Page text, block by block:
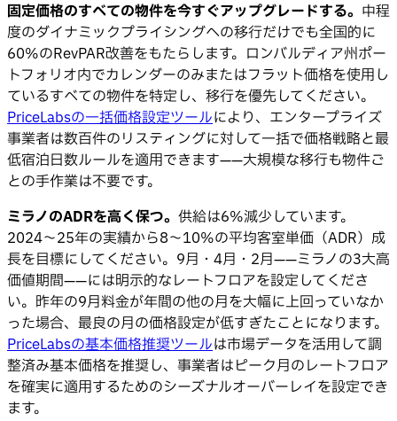
固定価格のすべての物件を今すぐアップグレードする。 中程
度のダイナミックプライシングへの移行だけでも全国的に
60%のRevPAR改善をもたらします。ロンバルディア州ポー
トフォリオ内でカレンダーのみまたはフラット価格を使用し
ているすべての物件を特定し、移行を優先してください。
PriceLabsの一括価格設定ツールにより、エンタープライズ
事業者は数百件のリスティングに対して一括で価格戦略と最
低宿泊日数ルールを適用できます——大規模な移行も物件ご
との手作業は不要です。
ミラノのADRを高く保つ。 供給は6%減少しています。
2024〜25年の実績から8〜10%の平均客室単価（ADR）成
長を目標にしてください。9月・4月・2月——ミラノの3大高
価値期間——には明示的なレートフロアを設定してくださ
い。昨年の9月料金が年間の他の月を大幅に上回っていなか
った場合、最良の月の価格設定が低すぎたことになります。
PriceLabsの基本価格推奨ツールは市場データを活用して調
整済み基本価格を推奨し、事業者はピーク月のレートフロア
を確実に適用するためのシーズナルオーバーレイを設定でき
ます。